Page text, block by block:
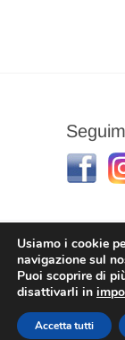
Usiamo i cookie
navigazione sul
Puoi scoprire di
disattivarli in
Accetta tutti